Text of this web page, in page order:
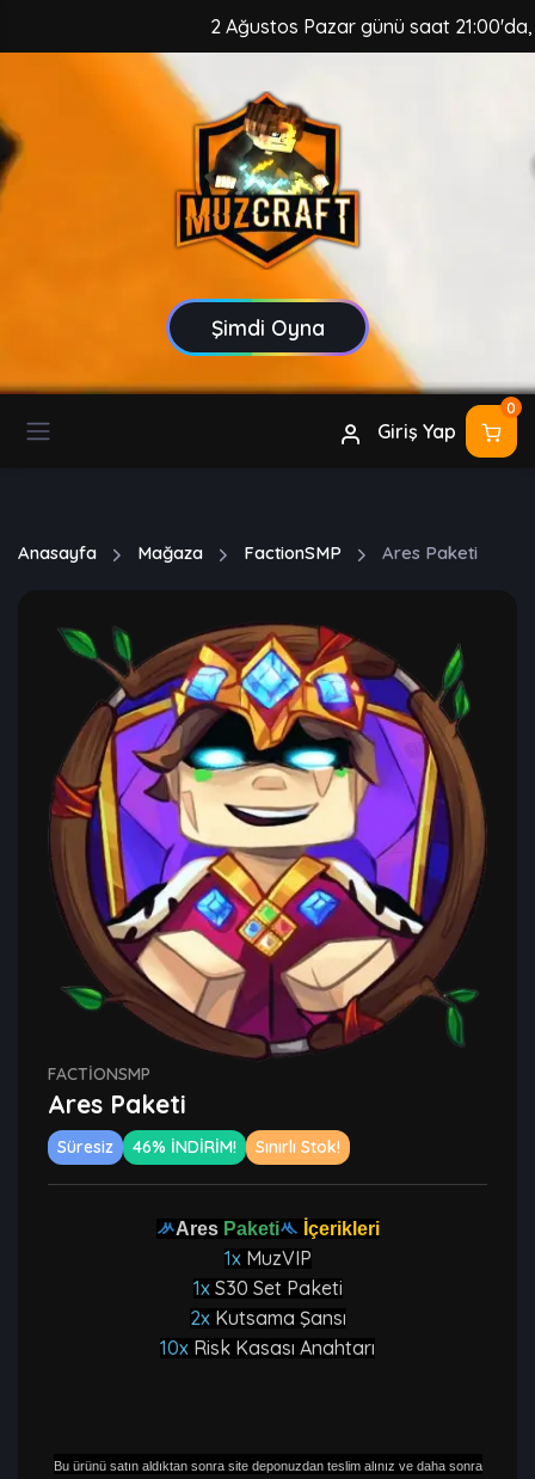
2 Ağustos Pazar günü saat 21:00'da,
Şimdi Oyna
Giriş Yap
0
Anasayfa Mağaza FactionSMP Ares Paketi
FACTIONSMP
Ares Paketi
Süresiz 46% İNDİRİM! Sınırlı Stok!
ᄽAres Paketiᄿ İçerikleri
1xMuzVIP
1xS30 Set Paketi
2xKutsama Şansı
10x Risk Kasası Anahtarı
Bu ürünü satın aldıktan sonra site deponuzdan teslim alınız ve daha sonra